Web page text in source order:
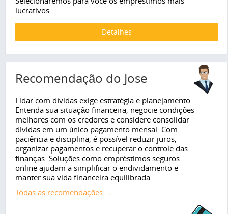
lucrativos.
Detalhes
Recomendação do Jose
Lidar com dívidas exige estratégia e planejamento.
Entenda sua situação financeira, negocie condições
melhores com os credores e considere consolidar
dívidas em um único pagamento mensal. Com
paciência e disciplina, é possível reduzir juros,
organizar pagamentos e recuperar o controle das
finanças. Soluções como empréstimos seguros
online ajudam a simplificar o endividamento e
manter sua vida financeira equilibrada.
Todas as recomendações →